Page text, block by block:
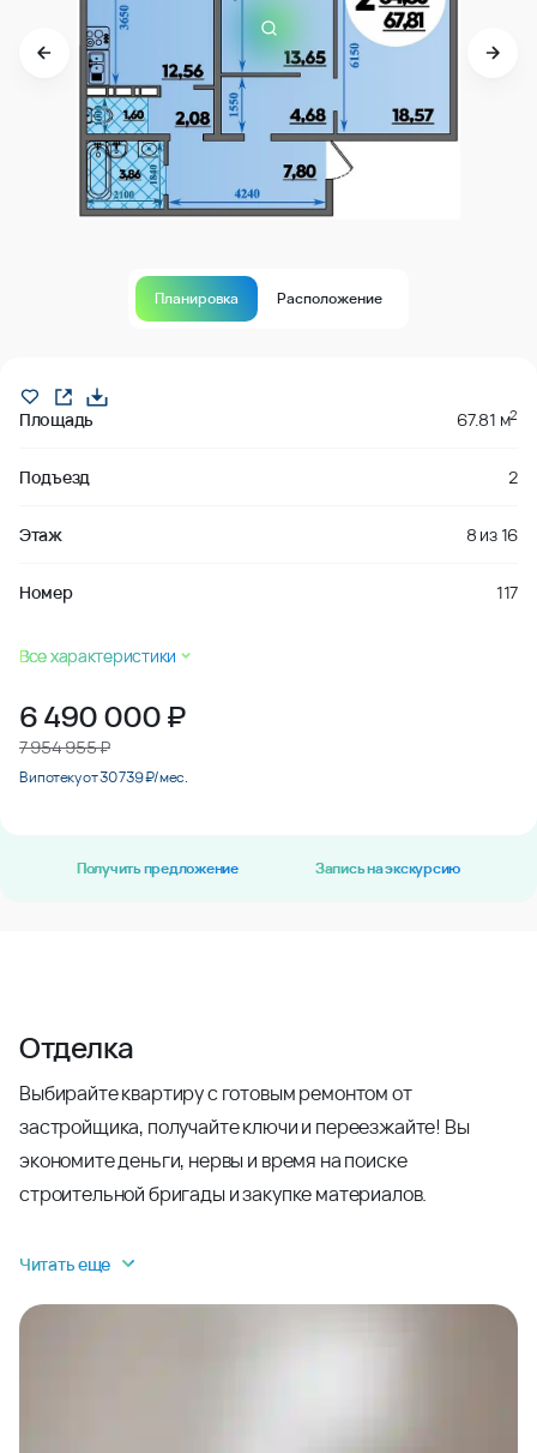
Планировка Расположение
Площадь 67.81 м2
Подъезд 2
Этаж 8 из16
Номер 117
Все характеристики
6 490 000₽
7 954 955 ₽
В ипотеку от 30 739 ₽/мес.
Получить предложение Запись на экскурсию
Отделка
Выбирайте квартиру с готовым ремонтом от
застройщика, получайте ключи и переезжайте! Вы
экономите деньги, нервы и время на поиске
строительной бригады и закупке материалов.
Читать еще